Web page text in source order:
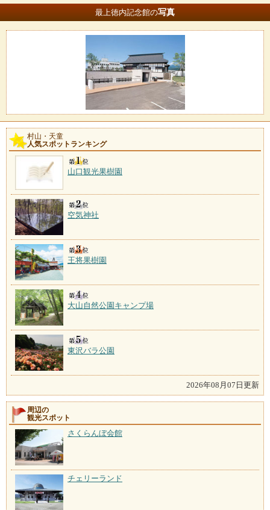
最上徳内記念館の写真
村山・天童
人気スポットランキング
山口観光果樹園
空気神社
王将果樹園
大山自然公園キャンプ場
東沢バラ公園
2026年08月07日更新
周辺の
観光スポット
さくらんぼ会館
チェリーランド